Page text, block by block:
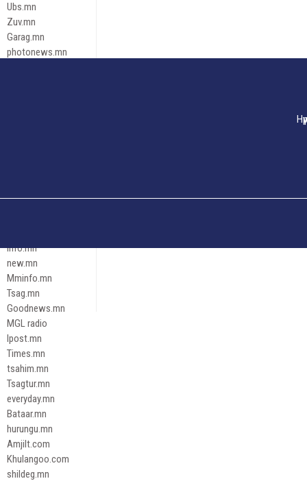
Ubs.mn
Zuv.mn
Garag.mn
photonews.mn
Эрх зүй
info.mn
new.mn
Mminfo.mn
Tsag.mn
Goodnews.mn
MGL radio
Ipost.mn
Times.mn
tsahim.mn
Tsagtur.mn
everyday.mn
Bataar.mn
hurungu.mn
Amjilt.com
Khulangoo.com
shildeg.mn